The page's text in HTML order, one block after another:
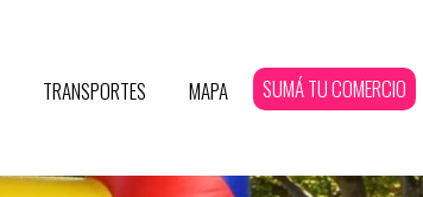
TRANSPORTES MAPA SUMÁ TU COMERCIO